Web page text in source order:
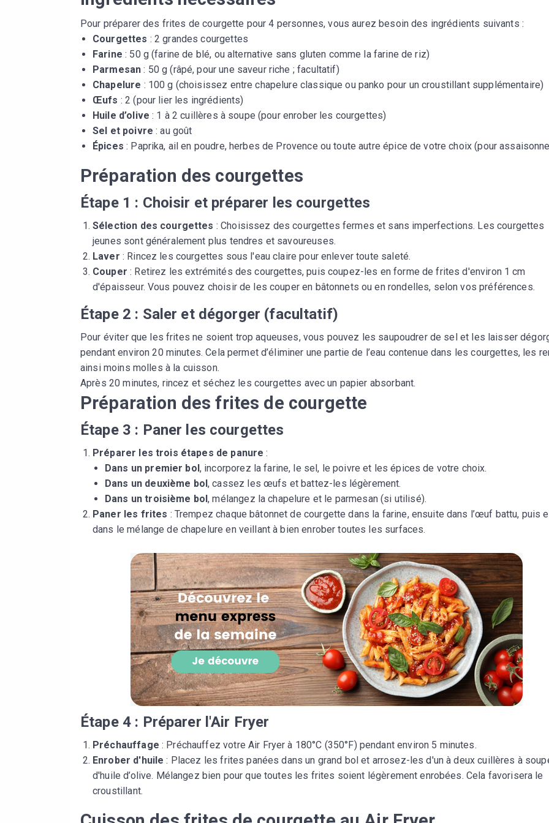
Pour préparer des frites de courgette pour 4 personnes, vous aurez besoin des ingrédients suivants :
Courgettes : 2 grandes courgettes
Farine : 50 g (farine de blé, ou alternative sans gluten comme la farine de riz)
Parmesan : 50 g (râpé, pour une saveur riche ; facultatif)
Chapelure : 100 g (choisissez entre chapelure classique ou panko pour un croustillant supplémentaire)
Œufs : 2 (pour lier les ingrédients)
Huile d’olive : 1 à 2 cuillères à soupe (pour enrober les courgettes)
Sel et poivre : au goût
Épices : Paprika, ail en poudre, herbes de Provence ou toute autre épice de votre choix (pour
Préparation des courgettes
Étape 1 : Choisir et préparer les courgettes
Sélection des courgettes : Choisissez des courgettes fermes et sans imperfections. Les courgettes
jeunes sont généralement plus tendres et savoureuses.
Laver : Rincez les courgettes sous l'eau claire pour enlever toute saleté.
Couper : Retirez les extrémités des courgettes, puis coupez-les en forme de frites d'environ 1 cm
d'épaisseur. Vous pouvez choisir de les couper en bâtonnets ou en rondelles, selon vos préférences.
Étape 2 : Saler et dégorger (facultatif)
Pour éviter que les frites ne soient trop aqueuses, vous pouvez les saupoudrer de sel et les laisser
pendant environ 20 minutes. Cela permet d’éliminer une partie de l’eau contenue dans les courgettes, les
ainsi moins molles à la cuisson.
Après 20 minutes, rincez et séchez les courgettes avec un papier absorbant.
Préparation des frites de courgette
Étape 3 : Paner les courgettes
Préparer les trois étapes de panure :
Dans un premier bol, incorporez la farine, le sel, le poivre et les épices de votre choix.
Dans un deuxième bol, cassez les œufs et battez-les légèrement.
Dans un troisième bol, mélangez la chapelure et le parmesan (si utilisé).
Paner les frites : Trempez chaque bâtonnet de courgette dans la farine, ensuite dans l’œuf battu, puis
dans le mélange de chapelure en veillant à bien enrober toutes les surfaces.
Étape 4 : Préparer l'Air Fryer
Préchauffage : Préchauffez votre Air Fryer à 180°C (350°F) pendant environ 5 minutes.
Enrober d'huile : Placez les frites panées dans un grand bol et arrosez-les d'un à deux cuillères à
d'huile d’olive. Mélangez bien pour que toutes les frites soient légèrement enrobées. Cela favorisera le
croustillant.